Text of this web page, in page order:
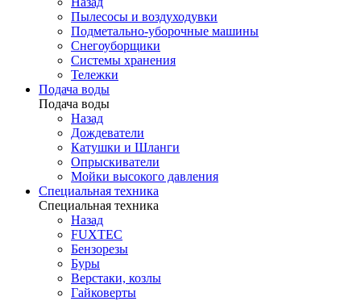
Пылесосы и воздуходувки
Подметально-уборочные машины
Снегоуборщики
Системы хранения
Тележки
Подача воды
Подача воды
Назад
Дождеватели
Катушки и Шланги
Опрыскиватели
Мойки высокого давления
Специальная техника
Специальная техника
Назад
FUXTEC
Бензорезы
Буры
Верстаки, козлы
Гайковерты